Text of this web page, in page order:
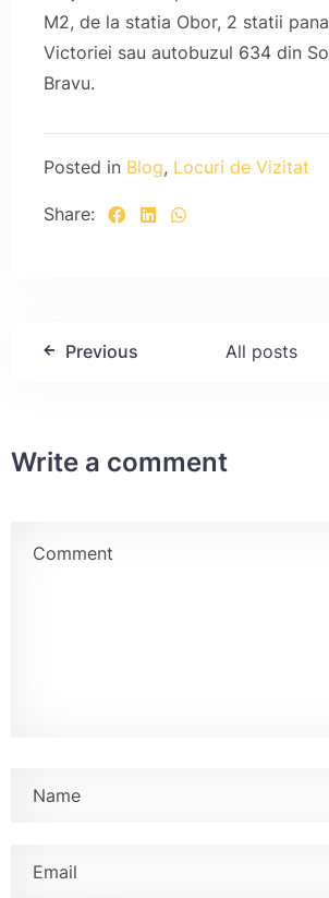
M2, de la statia Obor, 2 statii
Victoriei sau autobuzul 634 din
Bravu.
Posted in Blog, Locuri de Vizitat
Share:
Previous All posts
Write a comment
Check-in
Caută